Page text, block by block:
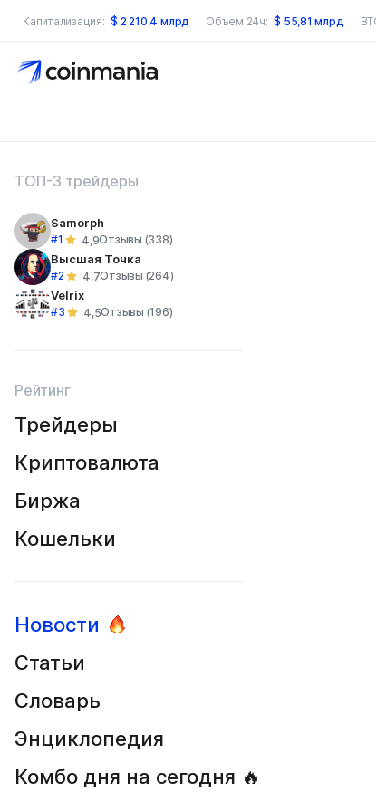
Капитализация: $ 2 210,4 млрд Объем 24ч: $ 55,81 млрд
по сайту
ТОП-3 трейдеры
Samorph
#1 4,9Отзывы (338)
Высшая Точка
#2 4,7Отзывы (264)
Velrix
#3 4,5Отзывы (196)
Рейтинг
Трейдеры
Криптовалюта
Биржа
Кошельки
Новости
Статьи
Словарь
Энциклопедия
Комбо дня на сегодня 🔥